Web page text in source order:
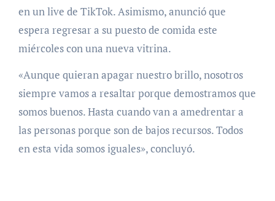
en un live de TikTok. Asimismo, anunció que
espera regresar a su puesto de comida este
miércoles con una nueva vitrina.
«Aunque quieran apagar nuestro brillo, nosotros
siempre vamos a resaltar porque demostramos que
somos buenos. Hasta cuando van a amedrentar a
las personas porque son de bajos recursos. Todos
en esta vida somos iguales», concluyó.